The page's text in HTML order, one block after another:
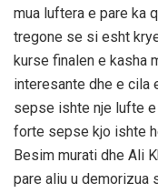
mua luftera e pare ka
tregone se si esht
kurse finalen e kasha
interesante dhe e cila
sepse ishte nje lufte
forte sepse kjo ishte
Besim murati dhe Ali
pare aliu u demorizua